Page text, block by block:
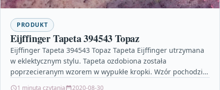
PRODUKT
Eijffinger Tapeta 394543 Topaz
Eijffinger Tapeta 394543 Topaz Tapeta Eijffinger utrzymana
w eklektycznym stylu. Tapeta ozdobiona została
poprzecieranym wzorem w wypukłe kropki. Wzór pochodzi z
1 minuta czytania 2020-08-30